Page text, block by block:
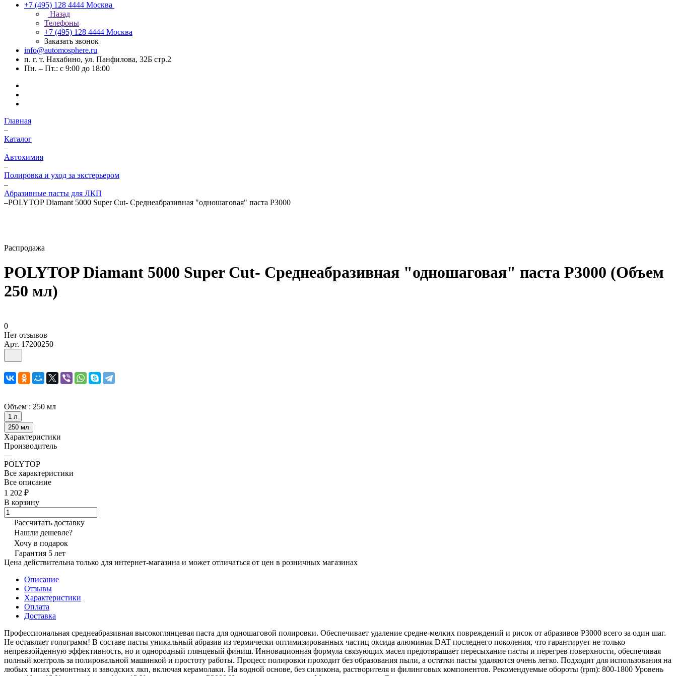
+7 (495) 128 4444 Москва
Назад
Телефоны
+7 (495) 128 4444 Москва
Заказать звонок
info@automosphere.ru
п. г. т. Нахабино, ул. Панфилова, 32Б стр.2
Пн. – Пт.: с 9:00 до 18:00
Главная
–
Каталог
–
Автохимия
–
Полировка и уход за экстерьером
–
Абразивные пасты для ЛКП
–POLYTOP Diamant 5000 Super Cut- Среднеабразивная "одношаговая" паста P3000
Распродажа
POLYTOP Diamant 5000 Super Cut- Среднеабразивная "одношаговая" паста P3000 (Объем
250 мл)
0
Нет отзывов
Арт. 17200250
Объем : 250 мл
1 л
250 мл
Характеристики
Производитель
—
POLYTOP
Все характеристики
Все описание
1 202 ₽
В корзину
Рассчитать доставку
Нашли дешевле?
Хочу в подарок
Гарантия 5 лет
Цена действительна только для интернет-магазина и может отличаться от цен в розничных магазинах
Описание
Отзывы
Характеристики
Оплата
Доставка
Профессиональная среднеабразивная высокоглянцевая паста для одношаговой полировки. Обеспечивает удаление средне-мелких повреждений и рисок от абразивов P3000 всего за один шаг.
Не оставляет голограмм! В составе пасты уникальный абразив из термически оптимизированных частиц оксида алюминия DAT последнего поколения, что гарантирует не только
непревзойденную эффективность, но и однородный глянцевый финиш. Инновационная формула связующих масел предотвращает пересыхание пасты и перегрев поверхности, обеспечивая
полный контроль за полировальной машинкой и простоту работы. Процесс полировки проходит без образования пыли, а остатки пасты удаляются очень легко. Подходит для использования на
любых типах ремонтных и заводских лкп, включая керамолаки. На водной основе, без силикона, растворителя и филинговых компонентов. Рекомендуемые обороты (rpm): 800-1800 Уровень